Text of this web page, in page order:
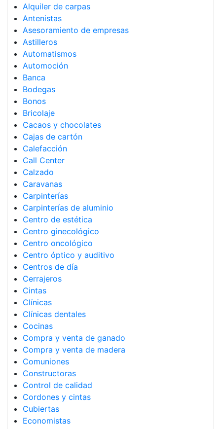
Alquiler de carpas
Antenistas
Asesoramiento de empresas
Astilleros
Automatismos
Automoción
Banca
Bodegas
Bonos
Bricolaje
Cacaos y chocolates
Cajas de cartón
Calefacción
Call Center
Calzado
Caravanas
Carpinterías
Carpinterías de aluminio
Centro de estética
Centro ginecológico
Centro oncológico
Centro óptico y auditivo
Centros de día
Cerrajeros
Cintas
Clínicas
Clínicas dentales
Cocinas
Compra y venta de ganado
Compra y venta de madera
Comuniones
Constructoras
Control de calidad
Cordones y cintas
Cubiertas
Economistas